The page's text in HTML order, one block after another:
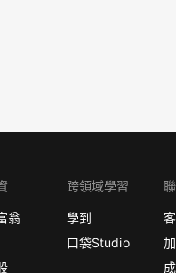
翁
跨領域學習
學到
口袋Studio